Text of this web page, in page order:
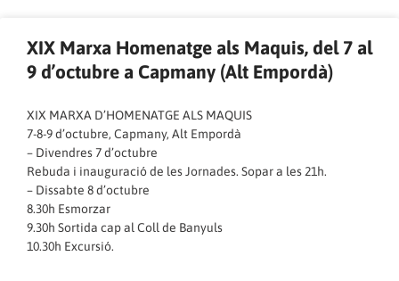
XIX Marxa Homenatge als Maquis, del 7 al
9 d’octubre a Capmany (Alt Empordà)
XIX MARXA D’HOMENATGE ALS MAQUIS
7-8-9 d’octubre, Capmany, Alt Empordà
– Divendres 7 d’octubre
Rebuda i inauguració de les Jornades. Sopar a les 21h.
– Dissabte 8 d’octubre
8.30h Esmorzar
9.30h Sortida cap al Coll de Banyuls
10.30h Excursió.